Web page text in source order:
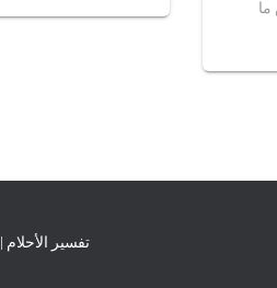
تفسير الأحلام | Made with ❤️ by AYO Technology